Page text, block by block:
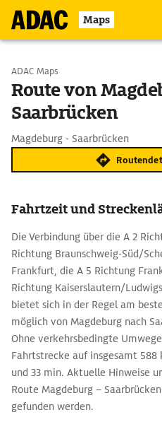
Maps
Start wählen
Ziel eingeben
ADAC Maps
Route von
Saarbrücken
Magdeburg - Saarbrücken
Fahrtzeit und
Die Verbindung über die A 2
Richtung Braunschweig-Süd/
Frankfurt, die A 5 Richtung
Richtung Kaiserslautern/
bietet sich in der Regel am
möglich von Magdeburg nach
Ohne verkehrsbedingte
Fahrtstrecke auf insgesamt
und 33 min. Aktuelle Hinweise
Route Magdeburg –
gefunden werden.